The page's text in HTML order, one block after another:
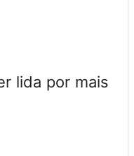
lida por mais